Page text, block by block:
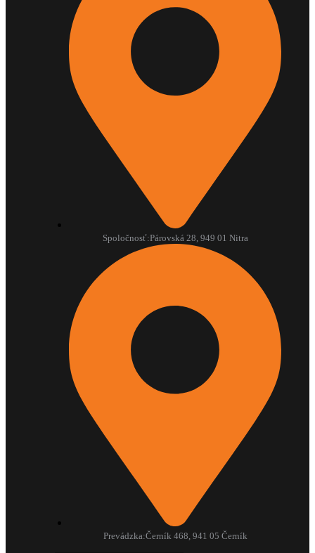
Spoločnosť:Párovská 28, 949 01 Nitra
Prevádzka:Černík 468, 941 05 Černík